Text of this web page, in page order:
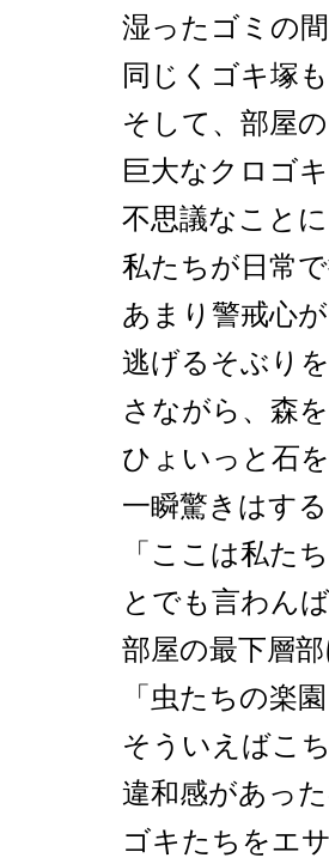
湿ったゴミの
同じくゴキ塚
そして、部屋
巨大なクロゴ
不思議なこと
私たちが日常
あまり警戒心
逃げるそぶり
さながら、森
ひょいっと石
一瞬驚きはす
「ここは私た
とでも言わん
部屋の最下層
「虫たちの楽
そういえばこ
違和感があっ
ゴキたちをエ